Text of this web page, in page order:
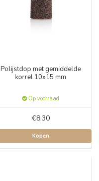
Polijstdop met gemiddelde
korrel 10x15 mm
Op voorraad
€8,30
Kopen